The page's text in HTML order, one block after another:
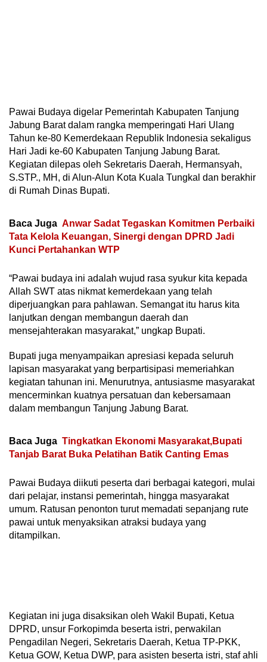
Pawai Budaya digelar Pemerintah Kabupaten Tanjung
Jabung Barat dalam rangka memperingati Hari Ulang
Tahun ke-80 Kemerdekaan Republik Indonesia sekaligus
Hari Jadi ke-60 Kabupaten Tanjung Jabung Barat.
Kegiatan dilepas oleh Sekretaris Daerah, Hermansyah,
S.STP., MH, di Alun-Alun Kota Kuala Tungkal dan berakhir
di Rumah Dinas Bupati.
Baca Juga Anwar Sadat Tegaskan Komitmen Perbaiki
Tata Kelola Keuangan, Sinergi dengan DPRD Jadi
Kunci Pertahankan WTP
“Pawai budaya ini adalah wujud rasa syukur kita kepada
Allah SWT atas nikmat kemerdekaan yang telah
diperjuangkan para pahlawan. Semangat itu harus kita
lanjutkan dengan membangun daerah dan
mensejahterakan masyarakat,” ungkap Bupati.
Bupati juga menyampaikan apresiasi kepada seluruh
lapisan masyarakat yang berpartisipasi memeriahkan
kegiatan tahunan ini. Menurutnya, antusiasme masyarakat
mencerminkan kuatnya persatuan dan kebersamaan
dalam membangun Tanjung Jabung Barat.
Baca Juga Tingkatkan Ekonomi Masyarakat,Bupati
Tanjab Barat Buka Pelatihan Batik Canting Emas
Pawai Budaya diikuti peserta dari berbagai kategori, mulai
dari pelajar, instansi pemerintah, hingga masyarakat
umum. Ratusan penonton turut memadati sepanjang rute
pawai untuk menyaksikan atraksi budaya yang
ditampilkan.
Kegiatan ini juga disaksikan oleh Wakil Bupati, Ketua
DPRD, unsur Forkopimda beserta istri, perwakilan
Pengadilan Negeri, Sekretaris Daerah, Ketua TP-PKK,
Ketua GOW, Ketua DWP, para asisten beserta istri, staf ahli